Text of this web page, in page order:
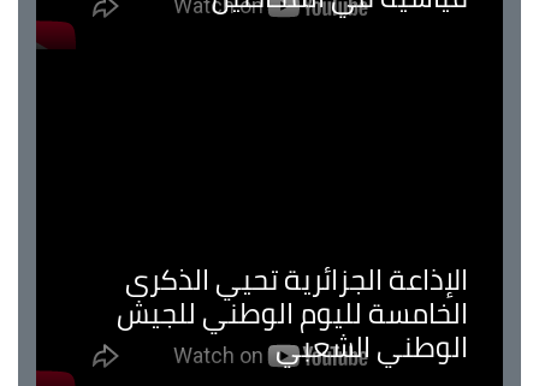
الإذاعة الجزائرية تحيي الذكرى
الخامسة لليوم الوطني للجيش
الوطني الشعبي